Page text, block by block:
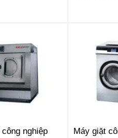
nghiệp
Máy giặt